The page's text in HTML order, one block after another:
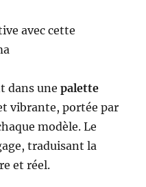
avec cette
dans unepalette
vibrante, portée par
modèle. Le
traduisant la
et réel.